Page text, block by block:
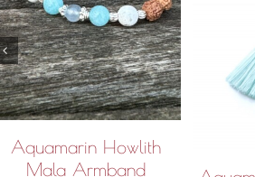
Aquamarin Howlith
Mala Armband